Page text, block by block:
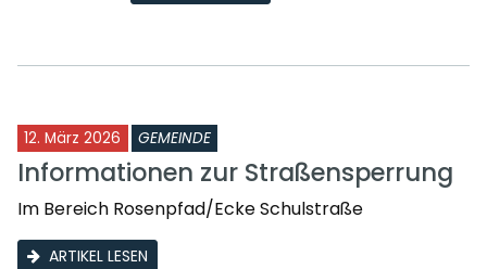
12. März 2026 GEMEINDE
Informationen zur Straßensperrung
Im Bereich Rosenpfad/Ecke Schulstraße
ARTIKEL LESEN